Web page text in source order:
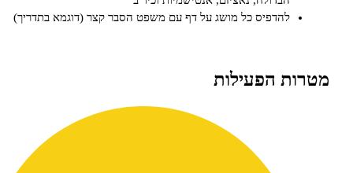
להדפיס כל מושג על דף עם משפט הסבר קצר (דוגמא בתדריך)
הפעילות